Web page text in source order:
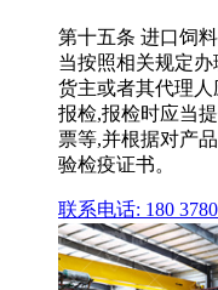
第十五条 进口饲
当按照相关规定
货主或者其代理
报检,报检时应当
票等,并根据对产
验检疫证书。
联系电话: 180